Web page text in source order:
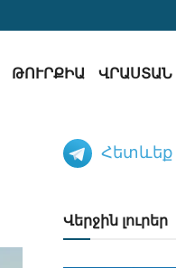
ԹՈՒՐՔԻԱ ՎՐԱՍՏԱՆ
Հետևեք
Վերջին լուրեր